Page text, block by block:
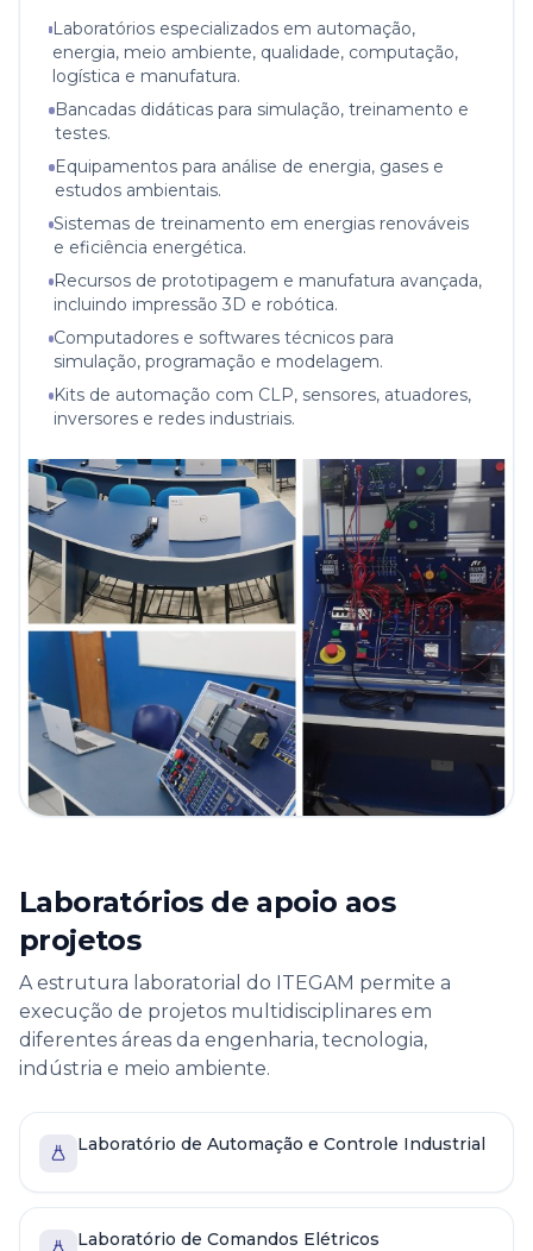
Laboratórios especializados em automação,
energia, meio ambiente, qualidade, computação,
logística e manufatura.
Bancadas didáticas para simulação, treinamento e
testes.
Equipamentos para análise de energia, gases e
estudos ambientais.
Sistemas de treinamento em energias renováveis
e eficiência energética.
Recursos de prototipagem e manufatura avançada,
incluindo impressão 3D e robótica.
Computadores e softwares técnicos para
simulação, programação e modelagem.
Kits de automação com CLP, sensores, atuadores,
inversores e redes industriais.
Laboratórios de apoio aos
projetos
A estrutura laboratorial do ITEGAM permite a
execução de projetos multidisciplinares em
diferentes áreas da engenharia, tecnologia,
indústria e meio ambiente.
Laboratório de Automação e Controle Industrial
Laboratório de Comandos Elétricos